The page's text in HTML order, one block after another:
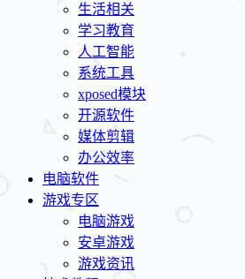
生活相关
学习教育
人工智能
系统工具
xposed模块
开源软件
媒体剪辑
办公效率
电脑软件
游戏专区
电脑游戏
安卓游戏
游戏资讯